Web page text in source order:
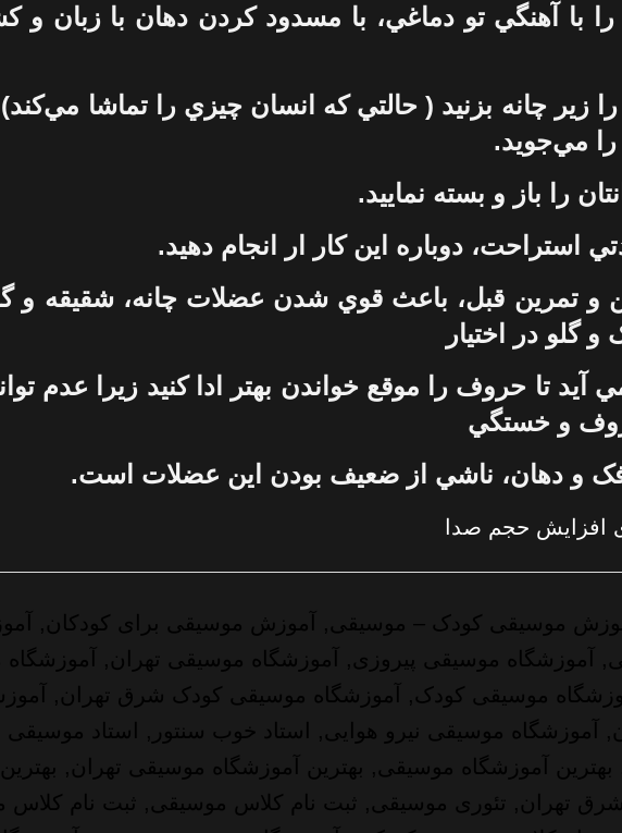
با آهنگي تو دماغي، با مسدود کردن دهان با زبان و
را زير چانه بزنيد ( حالتي که انسان چيزي را تماشا
مي‌جويد.
را باز و بسته نماييد.
استراحت، دوباره اين کار ار انجام دهيد.
و تمرين قبل، باعث قوي شدن عضلات چانه، شقيقه و
گلو در اختيار
آيد تا حروف را موقع خواندن بهتر ادا کنيد زيرا عدم
و خستگي
و دهان، ناشي از ضعيف بودن اين عضلات است.
افزایش حجم صدا
موسیقی کودک – موسیقی, آموزش موسیقی برای کودکان,
آموزشگاه موسیقی پیروزی, آموزشگاه موسیقی تهران, آموزشگاه
موسیقی کودک, آموزشگاه موسیقی کودک شرق تهران,
آموزشگاه موسیقی نیرو هوایی, استاد خوب سنتور, استاد
بهترین آموزشگاه موسیقی, بهترین آموزشگاه موسیقی تهران,
تهران, تئوری موسیقی, ثبت نام کلاس موسیقی, ثبت نام